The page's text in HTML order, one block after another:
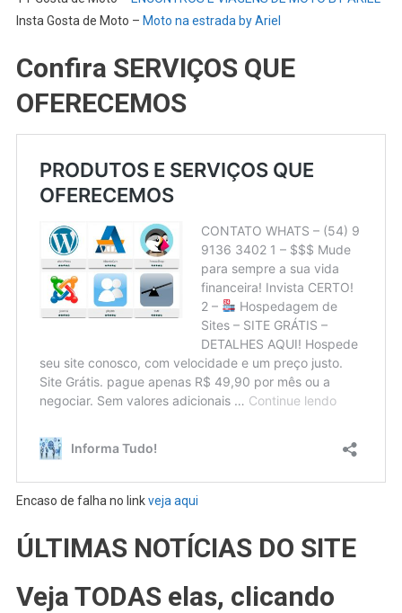
Insta Gosta de Moto – Moto na estrada by Ariel
Confira SERVIÇOS QUE
OFERECEMOS
Encaso de falha no linkveja aqui
ÚLTIMAS NOTÍCIAS DO SITE
Veja TODAS elas, clicando